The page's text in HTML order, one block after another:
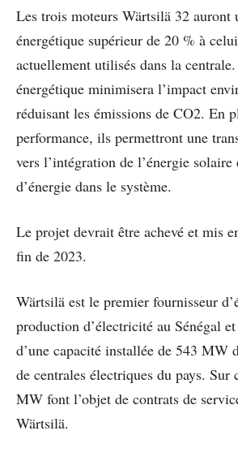
Les trois moteurs Wärtsilä 32 auront
énergétique supérieur de 20 % à
actuellement utilisés dans la
énergétique minimisera l’impact
réduisant les émissions de CO2. En
performance, ils permettront une
vers l’intégration de l’énergie solaire
d’énergie dans le système.
Le projet devrait être achevé et mis
fin de 2023.
Wärtsilä est le premier fournisseur
production d’électricité au Sénégal
d’une capacité installée de 543 MW
de centrales électriques du pays. Sur
MW font l’objet de contrats de
Wärtsilä.